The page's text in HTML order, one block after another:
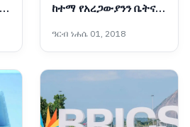
ከተማ የአረጋውያንን ቤትና
አስጀመሩ
ዓርብ ነሐሴ 01, 2018